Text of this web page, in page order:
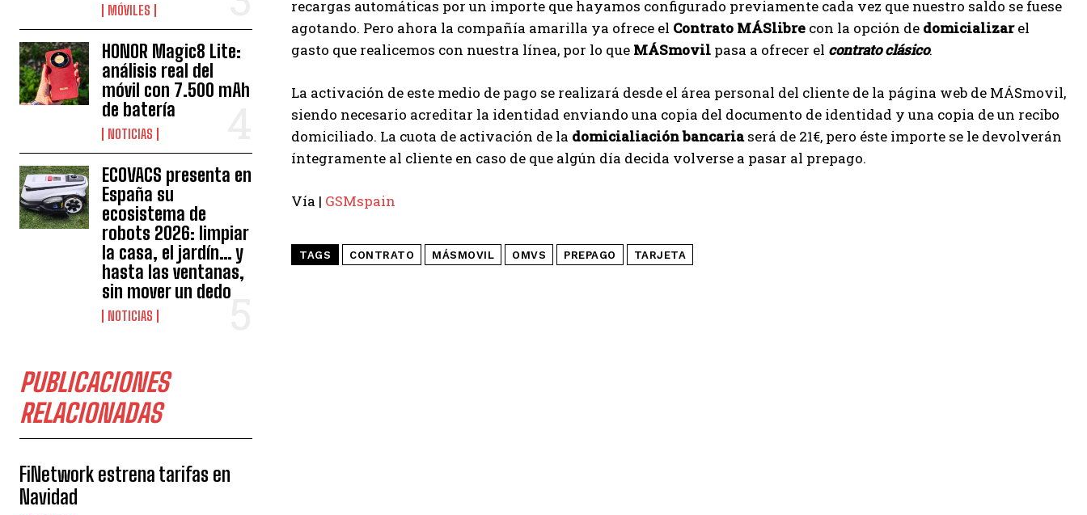
MÓVILES
HONOR Magic8 Lite:
análisis real del
móvil con 7.500 mAh
de batería
NOTICIAS
ECOVACS presenta en
España su
ecosistema de
robots 2026: limpiar
la casa, el jardín… y
hasta las ventanas,
sin mover un dedo
NOTICIAS
PUBLICACIONES
RELACIONADAS
FiNetwork estrena tarifas en
Navidad
recargas automáticas por un importe que hayamos configurado previamente cada vez que nuestro saldo se fuese
agotando. Pero ahora la compañía amarilla ya ofrece el Contrato MÁSlibre con la opción de domicializarel
gasto que realicemos con nuestra línea, por lo que MÁSmovil pasa a ofrecer el contrato clásico.
La activación de este medio de pago se realizará desde el área personal del cliente de la página web de MÁSmovil,
siendo necesario acreditar la identidad enviando una copia del documento de identidad y una copia de un recibo
domiciliado. La cuota de activación de la domicialiación bancariaserá de 21€, pero éste importe se le devolverán
íntegramente al cliente en caso de que algún día decida volverse a pasar al prepago.
Vía | GSMspain
TAGS CONTRATO MÁSMOVIL OMVS PREPAGO TARJETA